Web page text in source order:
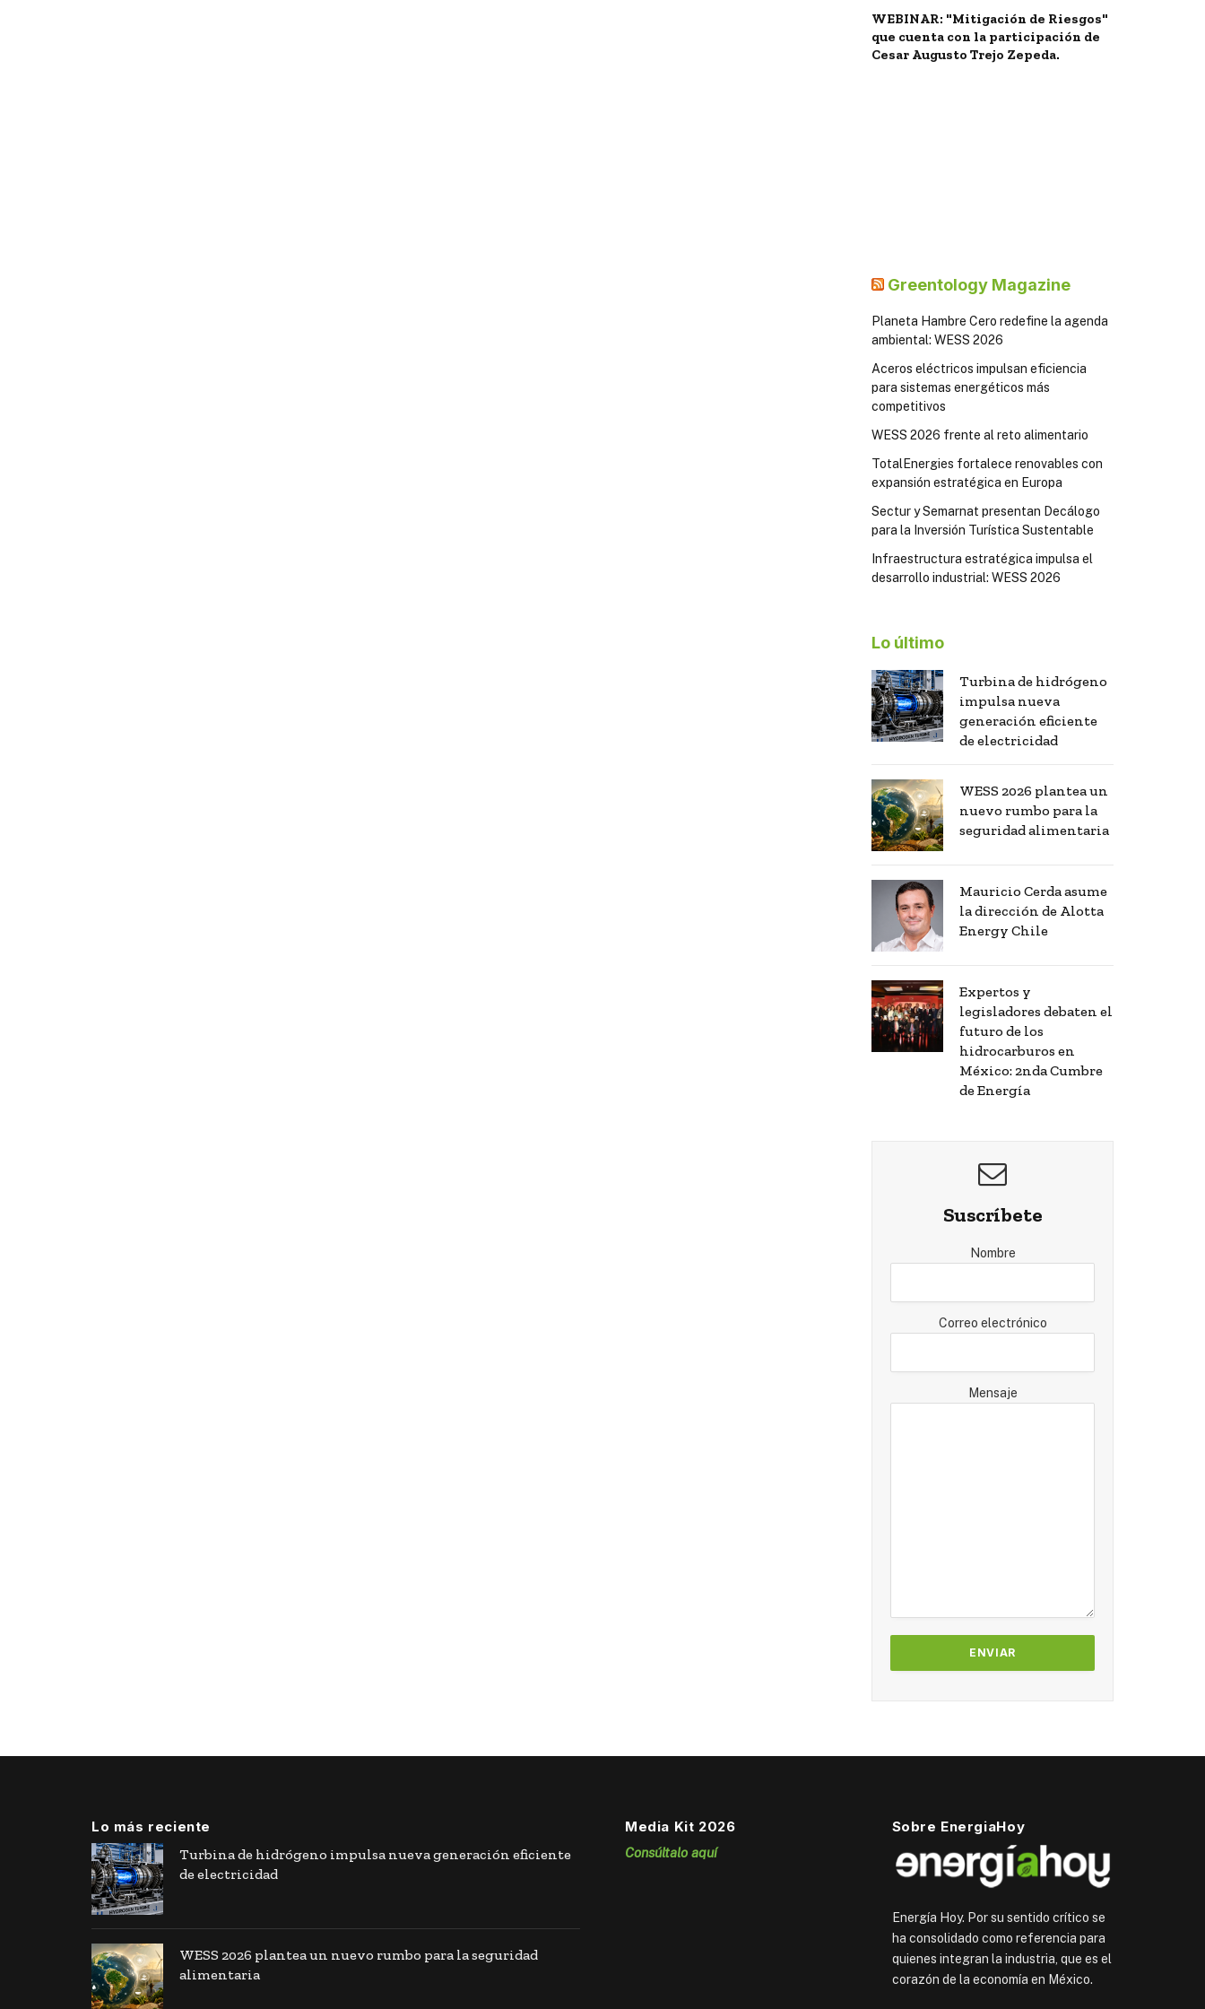
WEBINAR: "Mitigación de Riesgos"
que cuenta con la participación de
Cesar Augusto Trejo Zepeda.
Greentology Magazine
Planeta Hambre Cero redefine la agenda
ambiental: WESS 2026
Aceros eléctricos impulsan eficiencia
para sistemas energéticos más
competitivos
WESS 2026 frente al reto alimentario
TotalEnergies fortalece renovables con
expansión estratégica en Europa
Sectur y Semarnat presentan Decálogo
para la Inversión Turística Sustentable
Infraestructura estratégica impulsa el
desarrollo industrial: WESS 2026
Lo último
Turbina de hidrógeno
impulsa nueva
generación eficiente
de electricidad
WESS 2026 plantea un
nuevo rumbo para la
seguridad alimentaria
Mauricio Cerda asume
la dirección de Alotta
Energy Chile
Expertos y
legisladores debaten el
futuro de los
hidrocarburos en
México: 2nda Cumbre
de Energía
Suscríbete
Nombre
Correo electrónico
Mensaje
Lo más reciente
Turbina de hidrógeno impulsa nueva generación eficiente
de electricidad
WESS 2026 plantea un nuevo rumbo para la seguridad
alimentaria
Media Kit 2026
Consúltalo aquí
Sobre EnergiaHoy
Energía Hoy. Por su sentido crítico se
ha consolidado como referencia para
quienes integran la industria, que es el
corazón de la economía en México.